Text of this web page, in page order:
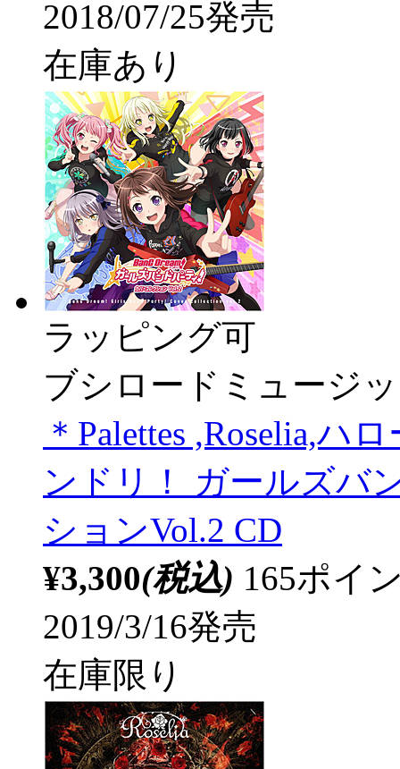
2018/07/25発売
在庫あり
ラッピング可
ブシロードミュージ
＊Palettes ,Roselia,ハ
ンドリ！ ガールズバ
ションVol.2 CD
¥3,300(税込) 165ポイ
2019/3/16発売
在庫限り